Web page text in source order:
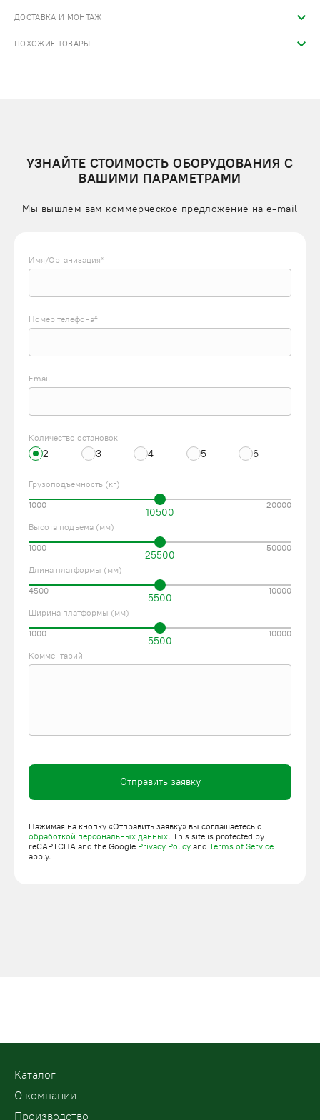
ДОСТАВКА И МОНТАЖ
ПОХОЖИЕ ТОВАРЫ
УЗНАЙТЕ СТОИМОСТЬ ОБОРУДОВАНИЯ С
ВАШИМИ ПАРАМЕТРАМИ
Мы вышлем вам коммерческое предложение на e-mail
Имя/Организация*
Номер телефона*
Email
Количество остановок
2 3 4 5 6
Грузоподъемность (кг)
10500
1000 20000
Высота подъема (мм)
25500
1000 50000
Длина платформы (мм)
5500
4500 10000
Ширина платформы (мм)
5500
1000 10000
Комментарий
Отправить заявку
Нажимая на кнопку «Отправить заявку» вы соглашаетесь с
обработкой персональных данных. This site is protected by
reCAPTCHA and the Google Privacy Policy and Terms of Service
apply.
Kаталог
О компании
Производство